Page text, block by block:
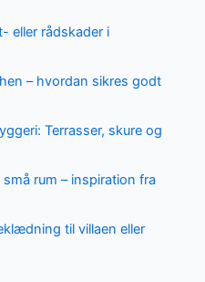
eller rådskader i
– hvordan sikres godt
Terrasser, skure og
rum – inspiration fra
til villaen eller